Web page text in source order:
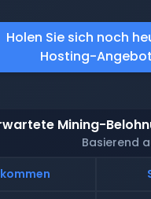
Holen Sie sich noch
Hosting-
Mining-
Basierend